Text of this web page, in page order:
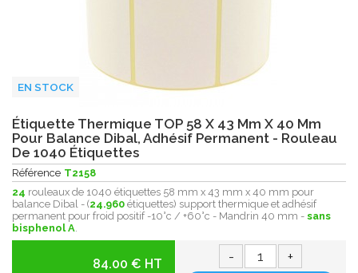
EN STOCK
Étiquette Thermique TOP 58 X 43 Mm X 40 Mm
Pour Balance Dibal, Adhésif Permanent - Rouleau
De 1040 Étiquettes
Référence T2158
24 rouleaux de 1040 étiquettes 58 mm x 43 mm x 40 mm pour
balance Dibal - (24.960 étiquettes) support thermique et adhésif
permanent pour froid positif -10°c / +60°c - Mandrin 40 mm - sans
bisphenol A.
84.00 € HT - +